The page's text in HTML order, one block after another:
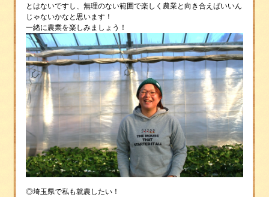
とはないですし、無理のない範囲で楽しく農業と向き合えばいいん
じゃないかなと思います！
一緒に農業を楽しみましょう！
◎埼玉県で私も就農したい！